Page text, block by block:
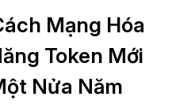
Mạng Hóa
Token Mới
Nửa Năm